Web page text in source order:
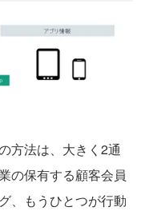
方法は、大きく2通
の保有する顧客会員
、もうひとつが行動